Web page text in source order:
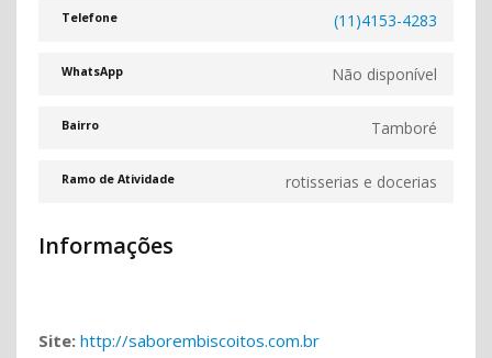
Telefone (11)4153-4283
WhatsApp Não disponível
Bairro Tamboré
Ramo de Atividade rotisserias e docerias
Informações
Site: http://saborembiscoitos.com.br